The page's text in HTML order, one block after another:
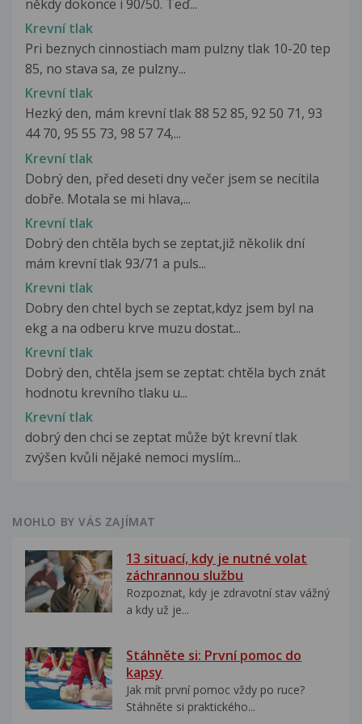
někdy dokonce i 90/50. Teď...
Krevní tlak
Pri beznych cinnostiach mam pulzny tlak 10-20 tep
85, no stava sa, ze pulzny...
Krevní tlak
Hezký den, mám krevní tlak 88 52 85, 92 50 71, 93
44 70, 95 55 73, 98 57 74,...
Krevní tlak
Dobrý den, před deseti dny večer jsem se necítila
dobře. Motala se mi hlava,...
Krevní tlak
Dobrý den chtěla bych se zeptat,již několik dní
mám krevní tlak 93/71 a puls...
Krevni tlak
Dobry den chtel bych se zeptat,kdyz jsem byl na
ekg a na odberu krve muzu dostat...
Krevní tlak
Dobrý den, chtěla jsem se zeptat: chtěla bych znát
hodnotu krevního tlaku u...
Krevní tlak
dobrý den chci se zeptat může být krevní tlak
zvýšen kvůli nějaké nemoci myslím...
MOHLO BY VÁS ZAJÍMAT
13 situací, kdy je nutné volat
záchrannou službu
Rozpoznat, kdy je zdravotní stav vážný
a kdy už je...
Stáhněte si: První pomoc do
kapsy
Jak mít první pomoc vždy po ruce?
Stáhněte si praktického...